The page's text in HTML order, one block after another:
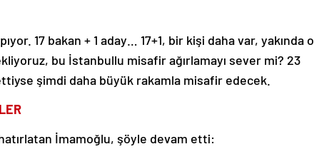
17 bakan + 1 aday… 17+1, bir kişi daha var, yakında o
bu İstanbullu misafir ağırlamayı sever mi? 23
şimdi daha büyük rakamla misafir edecek.
İmamoğlu, şöyle devam etti: